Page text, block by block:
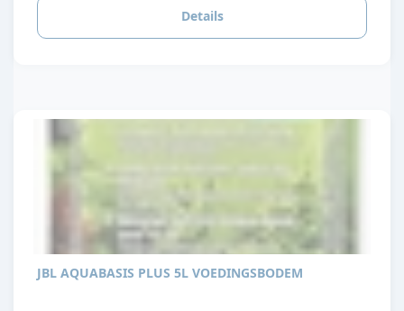
Details
JBL AQUABASIS PLUS 5L VOEDINGSBODEM